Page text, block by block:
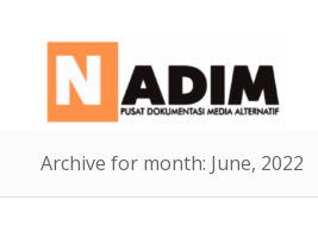
Archive for month: June, 2022